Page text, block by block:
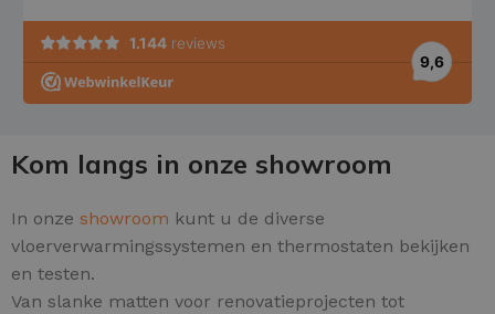
Kom langs in onze showroom
In onze showroom kunt u de diverse
vloerverwarmingssystemen en thermostaten bekijken
en testen.
Van slanke matten voor renovatieprojecten tot